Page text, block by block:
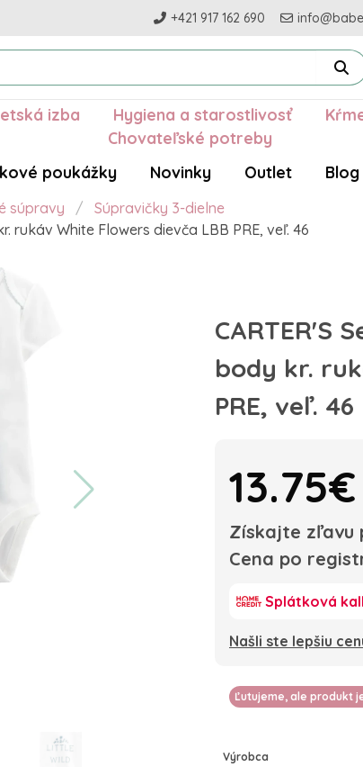
+421 917 162 690
izba Hygiena a starostlivosť
Chovateľské potreby
poukážky Novinky Outlet Blog
súpravy
Súpravičky 3-dielne
rukáv White Flowers dievča LBB PRE, veľ. 46
CARTER'S
body kr.
PRE, veľ. 46
13.75€
Získajte zľavu
Cena po
Splátková
Našli ste lepšiu
Ľutujeme, ale produkt
Výrobca